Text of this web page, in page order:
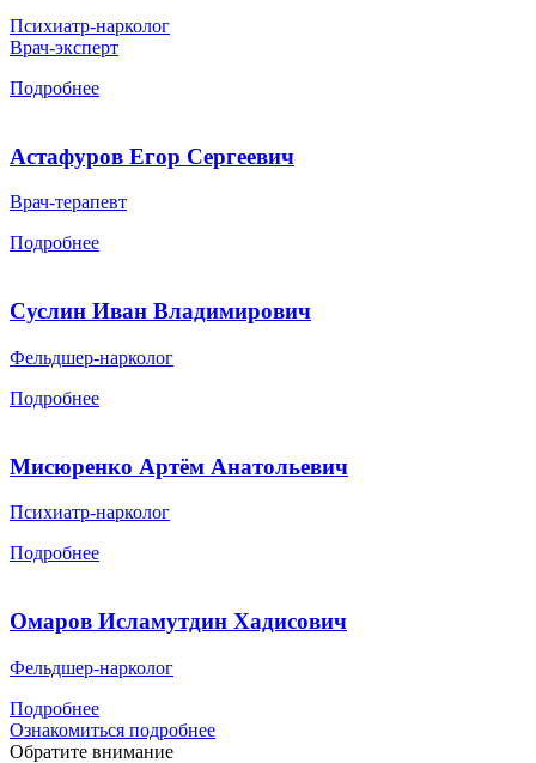
Психиатр-нарколог
Врач-эксперт
Подробнее
Астафуров Егор Сергеевич
Врач-терапевт
Подробнее
Суслин Иван Владимирович
Фельдшер-нарколог
Подробнее
Мисюренко Артём Анатольевич
Психиатр-нарколог
Подробнее
Омаров Исламутдин Хадисович
Фельдшер-нарколог
Подробнее
Ознакомиться подробнее
Обратите внимание